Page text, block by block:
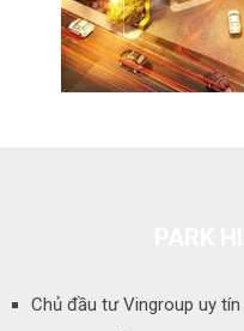
Chủ đầu tư Vingroup uy